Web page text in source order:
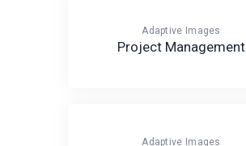
Adaptive Images
Project Management
Adaptive Images